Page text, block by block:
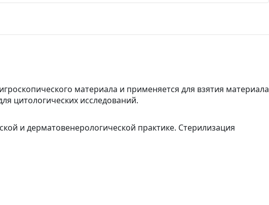
материала и применяется для взятия материала
цитологических исследований.
и дерматовенерологической практике. Стерилизация